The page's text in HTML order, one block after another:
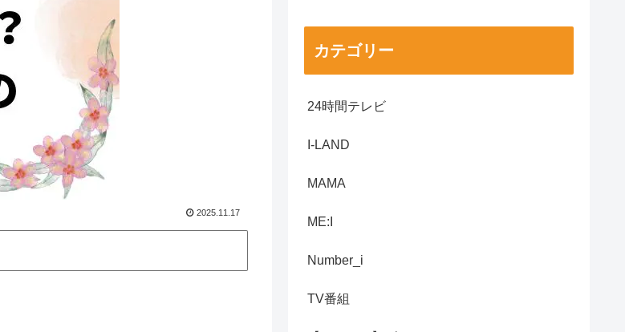
2025.11.17
カテゴリー
24時間テレビ
I-LAND
MAMA
ME:I
Number_i
TV番組